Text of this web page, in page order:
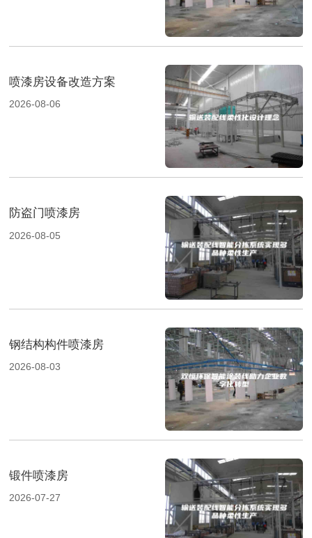
喷漆房设备改造方案
2026-08-06
防盗门喷漆房
2026-08-05
钢结构构件喷漆房
2026-08-03
锻件喷漆房
2026-07-27